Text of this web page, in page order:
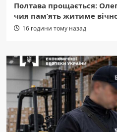
Полтава прощається:
чия пам’ять житиме
16 години тому назад